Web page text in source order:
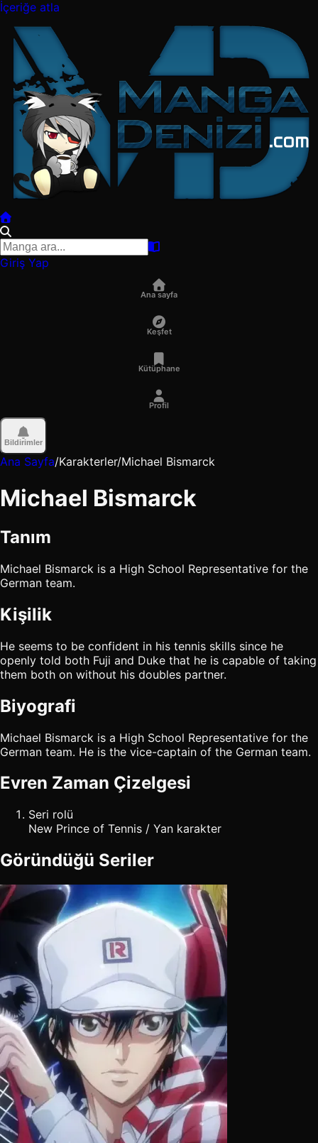
İçeriğe atla
Giriş Yap
Ana sayfa
Keşfet
Kütüphane
Profil
Bildirimler
Ana Sayfa/Karakterler/Michael Bismarck
Michael Bismarck
Tanım
Michael Bismarck is a High School Representative for the
German team.
Kişilik
He seems to be confident in his tennis skills since he
openly told both Fuji and Duke that he is capable of taking
them both on without his doubles partner.
Biyografi
Michael Bismarck is a High School Representative for the
German team. He is the vice-captain of the German team.
Evren Zaman Çizelgesi
Seri rolü
New Prince of Tennis / Yan karakter
Göründüğü Seriler